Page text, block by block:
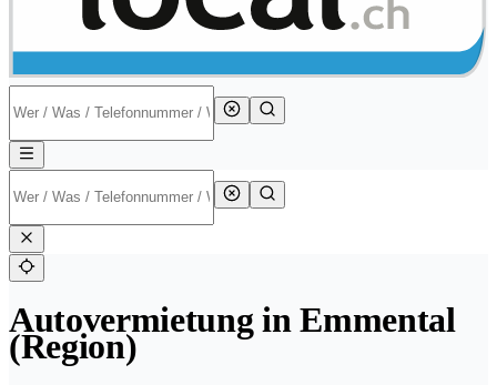
Autovermietung in Emmental
(Region)